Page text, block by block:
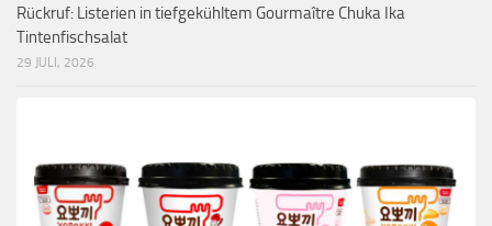
Rückruf: Listerien in tiefgekühltem Gourmaître Chuka Ika
Tintenfischsalat
29 JULI, 2026